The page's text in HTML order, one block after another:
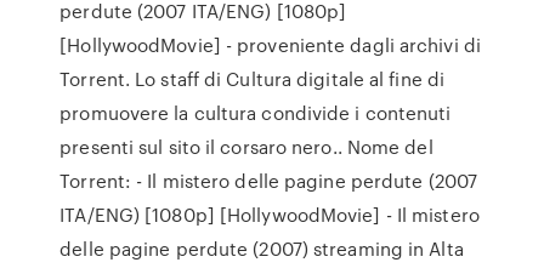
perdute (2007 ITA/ENG) [1080p]
[HollywoodMovie] - proveniente dagli archivi di
Torrent. Lo staff di Cultura digitale al fine di
promuovere la cultura condivide i contenuti
presenti sul sito il corsaro nero.. Nome del
Torrent: - Il mistero delle pagine perdute (2007
ITA/ENG) [1080p] [HollywoodMovie] - Il mistero
delle pagine perdute (2007) streaming in Alta